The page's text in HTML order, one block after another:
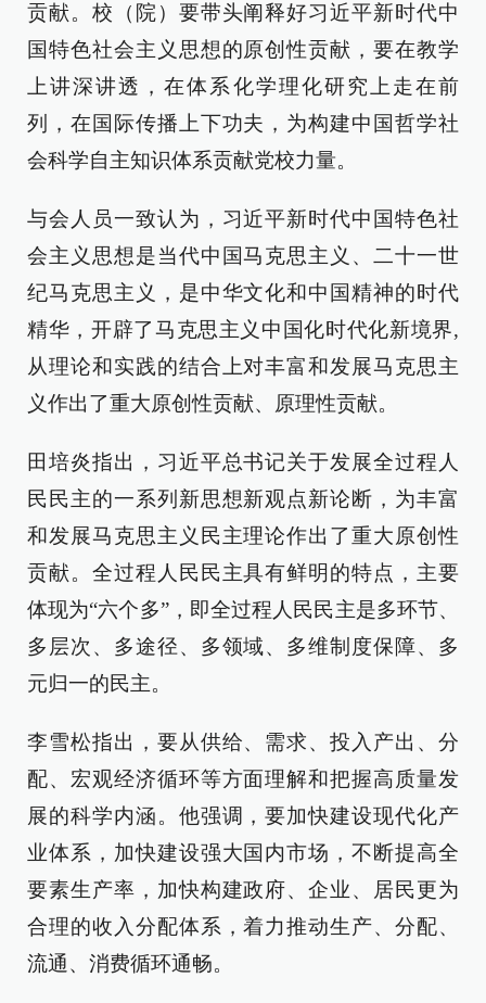
贡献。校（院）要带头阐释好习近平新时代中
国特色社会主义思想的原创性贡献，要在教学
上讲深讲透，在体系化学理化研究上走在前
列，在国际传播上下功夫，为构建中国哲学社
会科学自主知识体系贡献党校力量。
与会人员一致认为，习近平新时代中国特色社
会主义思想是当代中国马克思主义、二十一世
纪马克思主义，是中华文化和中国精神的时代
精华，开辟了马克思主义中国化时代化新境界,
从理论和实践的结合上对丰富和发展马克思主
义作出了重大原创性贡献、原理性贡献。
田培炎指出，习近平总书记关于发展全过程人
民民主的一系列新思想新观点新论断，为丰富
和发展马克思主义民主理论作出了重大原创性
贡献。全过程人民民主具有鲜明的特点，主要
体现为“六个多”，即全过程人民民主是多环节、
多层次、多途径、多领域、多维制度保障、多
元归一的民主。
李雪松指出，要从供给、需求、投入产出、分
配、宏观经济循环等方面理解和把握高质量发
展的科学内涵。他强调，要加快建设现代化产
业体系，加快建设强大国内市场，不断提高全
要素生产率，加快构建政府、企业、居民更为
合理的收入分配体系，着力推动生产、分配、
流通、消费循环通畅。